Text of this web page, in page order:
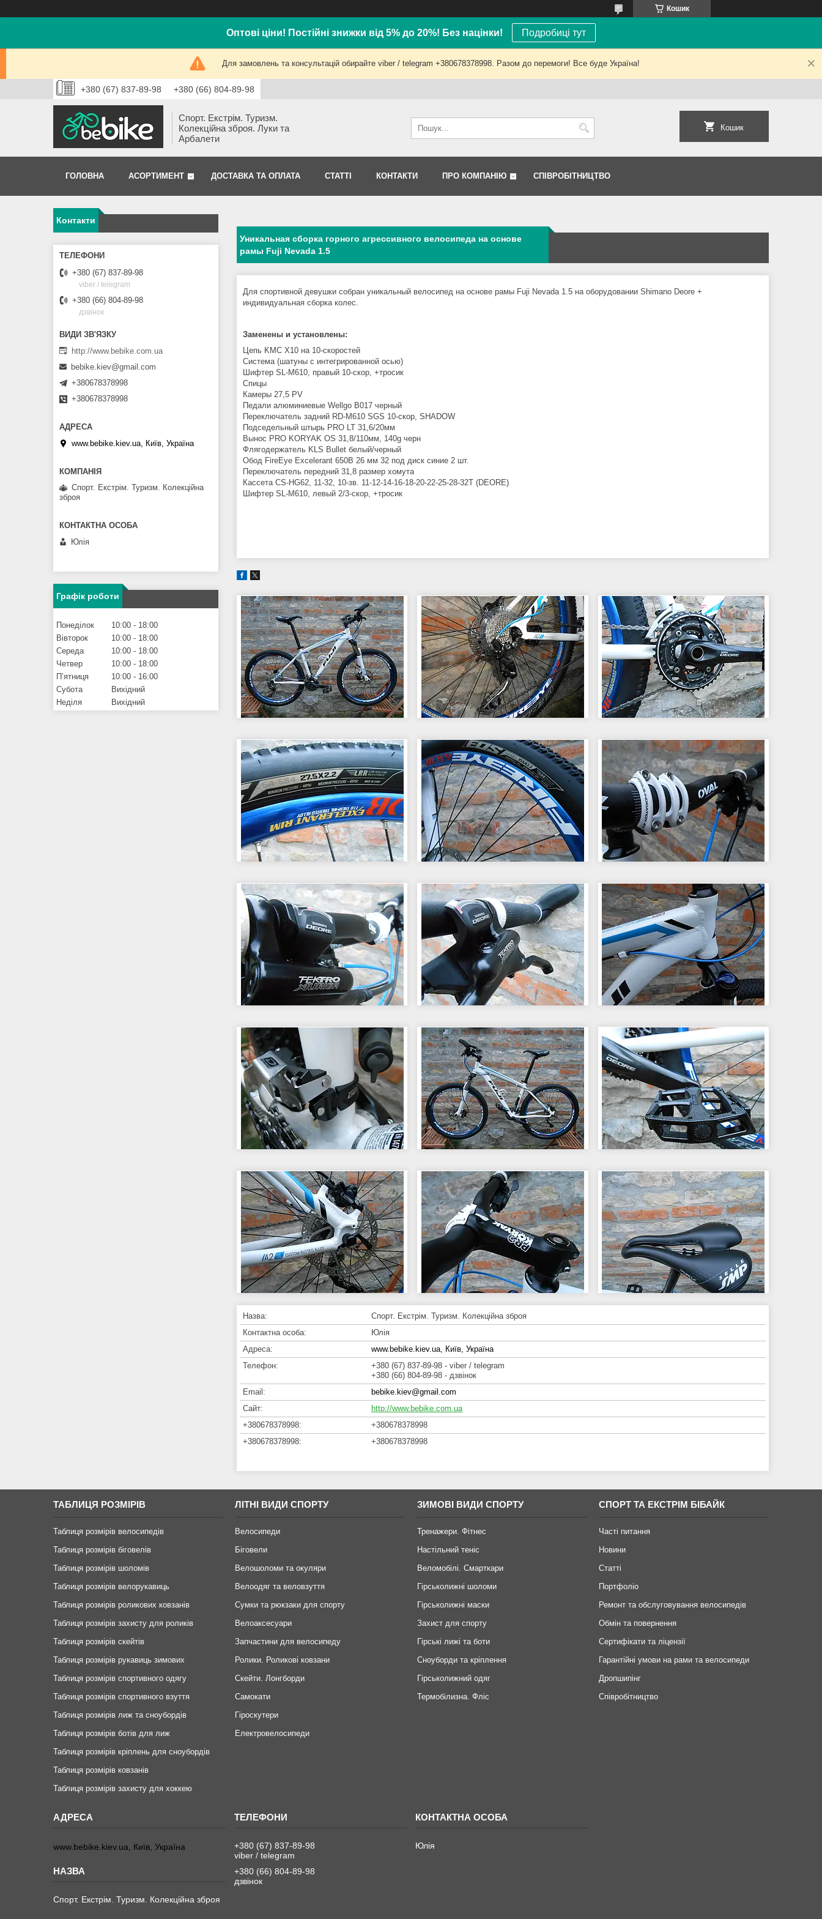
Кошик
Оптові ціни! Постійні знижки від 5% до 20%! Без націнки! Подробиці тут
Для замовлень та консультацій обирайте viber / telegram +380678378998. Разом до перемоги! Все буде Україна!
+380 (67) 837-89-98 +380 (66) 804-89-98
Спорт. Екстрім. Туризм.
Колекційна зброя. Луки та
Арбалети
Кошик
ГОЛОВНА АСОРТИМЕНТ ДОСТАВКА ТА ОПЛАТА СТАТТІ КОНТАКТИ ПРО КОМПАНІЮ СПІВРОБІТНИЦТВО
Уникальная сборка горного агрессивного велосипеда на основе
рамы Fuji Nevada 1.5
Для спортивной девушки собран уникальный велосипед на основе рамы Fuji Nevada 1.5 на оборудовании Shimano Deore +
индивидуальная сборка колес.
Заменены и установлены:
Цепь KMC X10 на 10-скоростей
Система (шатуны с интегрированной осью)
Шифтер SL-M610, правый 10-скор, +тросик
Спицы
Камеры 27,5 PV
Педали алюминиевые Wellgo B017 черный
Переключатель задний RD-M610 SGS 10-скор, SHADOW
Подседельный штырь PRO LT 31,6/20мм
Вынос PRO KORYAK OS 31,8/110мм, 140g черн
Флягодержатель KLS Bullet белый/черный
Обод FireEye Excelerant 650B 26 мм 32 под диск синие 2 шт.
Переключатель передний 31,8 размер хомута
Кассета CS-HG62, 11-32, 10-зв. 11-12-14-16-18-20-22-25-28-32Т (DEORE)
Шифтер SL-M610, левый 2/3-скор, +тросик
Спорт. Екстрім. Туризм. Колекційна зброя
Юлія
www.bebike.kiev.ua, Київ, Україна
+380 (67) 837-89-98
viber / telegram
+380 (66) 804-89-98
дзвінок
bebike.kiev@gmail.com
http://www.bebike.com.ua
+380678378998
+380678378998
Контакти
+380 (67) 837-89-98
viber / telegram
+380 (66) 804-89-98
дзвінок
http://www.bebike.com.ua
bebike.kiev@gmail.com
+380678378998
+380678378998
www.bebike.kiev.ua, Київ, Україна
Спорт. Екстрім. Туризм. Колекційна
зброя
Юлія
Графік роботи
Понеділок 10:00
18:00
Вівторок
10:00
18:00
Середа
10:00
18:00
Четвер
10:00
18:00
Пʼятниця
10:00
16:00
Субота
Вихідний
Неділя
Вихідний
ТАБЛИЦЯ РОЗМІРІВ
Таблиця розмірів велосипедів
Таблиця розмірів біговелів
Таблиця розмірів шоломів
Таблиця розмірів велорукавиць
Таблиця розмірів роликових ковзанів
Таблиця розмірів захисту для роликів
Таблиця розмірів скейтів
Таблиця розмірів рукавиць зимових
Таблиця розмірів спортивного одягу
Таблиця розмірів спортивного взуття
Таблиця розмірів лиж та сноубордів
Таблиця розмірів ботів для лиж
Таблиця розмірів кріплень для сноубордів
Таблиця розмірів ковзанів
Таблиця розмірів захисту для хоккею
ЛІТНІ ВИДИ СПОРТУ
Велосипеди
Біговели
Велошоломи та окуляри
Велоодяг та веловзуття
Сумки та рюкзаки для спорту
Велоаксесуари
Запчастини для велосипеду
Ролики. Роликові ковзани
Скейти. Лонгборди
Самокати
Гіроскутери
Електровелосипеди
ЗИМОВІ ВИДИ СПОРТУ
Тренажери. Фітнес
Настільний теніс
Веломобілі. Смарткари
Гірськолижні шоломи
Гірськолижні маски
Захист для спорту
Гірські лижі та боти
Сноуборди та кріплення
Гірськолижний одяг
Термобілизна. Фліс
СПОРТ ТА ЕКСТРІМ БІБАЙК
Часті питання
Новини
Статті
Портфоліо
Ремонт та обслуговування велосипедів
Обмін та повернення
Сертифікати та ліцензії
Гарантійні умови на рами та велосипеди
Дропшипінг
Співробітництво
www.bebike.kiev.ua, Київ, Україна
Спорт. Екстрім. Туризм. Колекційна зброя
+380 (67) 837-89-98
viber / telegram
+380 (66) 804-89-98
дзвінок
Юлія